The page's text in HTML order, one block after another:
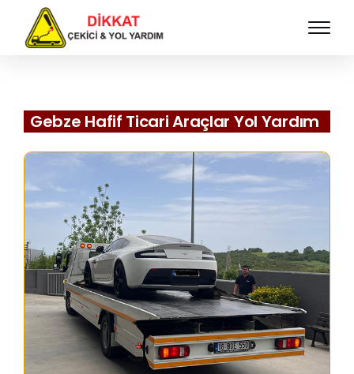
Gebze Hafif Ticari Araçlar Yol Yardım